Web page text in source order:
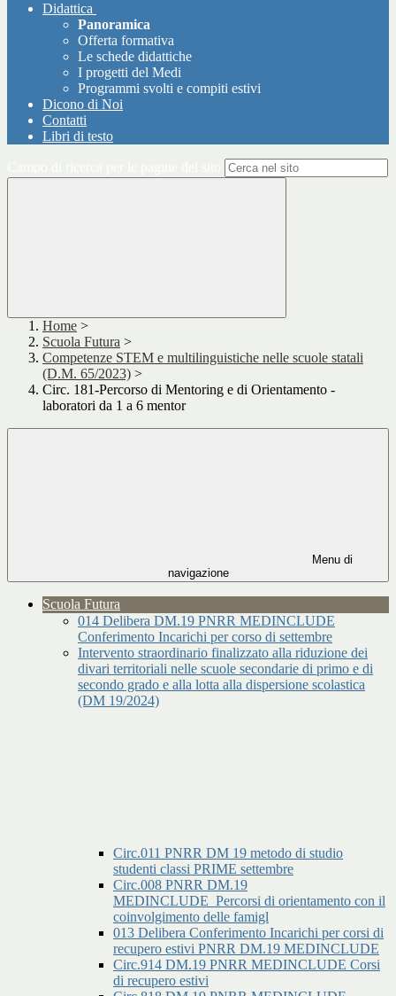
Didattica
Panoramica
Offerta formativa
Le schede didattiche
I progetti del Medi
Programmi svolti e compiti estivi
Dicono di Noi
Contatti
Libri di testo
Home >
Scuola Futura >
Competenze STEM e multilinguistiche nelle scuole statali
(D.M. 65/2023) >
Circ. 181-Percorso di Mentoring e di Orientamento -
laboratori da 1 a 6 mentor
Menu di
navigazione
Scuola Futura
014 Delibera DM.19 PNRR MEDINCLUDE
Conferimento Incarichi per corso di settembre
Intervento straordinario finalizzato alla riduzione dei
divari territoriali nelle scuole secondarie di primo e di
secondo grado e alla lotta alla dispersione scolastica
(DM 19/2024)
Circ.011 PNRR DM 19 metodo di studio
studenti classi PRIME settembre
Circ.008 PNRR DM.19
MEDINCLUDE_Percorsi di orientamento con il
coinvolgimento delle famigl
013 Delibera Conferimento Incarichi per corsi di
recupero estivi PNRR DM.19 MEDINCLUDE
Circ.914 DM.19 PNRR MEDINCLUDE Corsi
di recupero estivi